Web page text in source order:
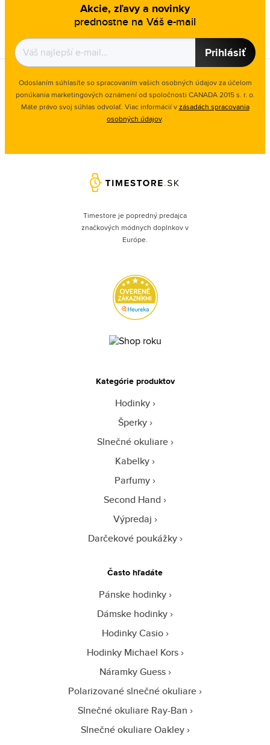
Akcie, zľavy a novinky
prednostne na Váš e-mail
Prihlásiť
Odoslaním súhlasíte so spracovaním vašich osobných údajov za účelom
ponúkania marketingových oznámení od spoločnosti CANADA 2015 s. r. o.
Máte právo svoj súhlas odvolať. Viac informácií vzásadách spracovania
osobných údajov.
Timestore je popredný predajca
značkových módnych doplnkov v
Európe.
Kategórie produktov
Hodinky
Šperky
Slnečné okuliare
Kabelky
Parfumy
Second Hand
Výpredaj
Darčekové poukážky
Často hľadáte
Pánske hodinky
Dámske hodinky
Hodinky Casio
Hodinky Michael Kors
Náramky Guess
Polarizované slnečné okuliare
Slnečné okuliare Ray-Ban
Slnečné okuliare Oakley